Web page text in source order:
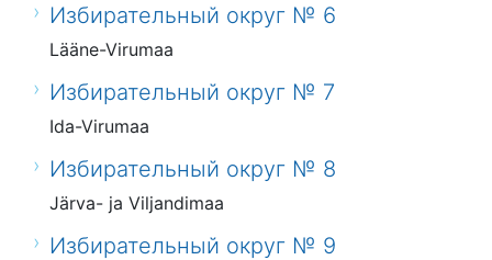
Избирательный округ № 6
Lääne-Virumaa
Избирательный округ № 7
Ida-Virumaa
Избирательный округ № 8
Järva- ja Viljandimaa
Избирательный округ № 9